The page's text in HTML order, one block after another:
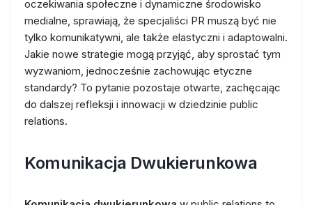
oczekiwania społeczne i dynamiczne środowisko
medialne, sprawiają, że specjaliści PR muszą być nie
tylko komunikatywni, ale także elastyczni i adaptowalni.
Jakie nowe strategie mogą przyjąć, aby sprostać tym
wyzwaniom, jednocześnie zachowując etyczne
standardy? To pytanie pozostaje otwarte, zachęcając
do dalszej refleksji i innowacji w dziedzinie public
relations.
Komunikacja Dwukierunkowa